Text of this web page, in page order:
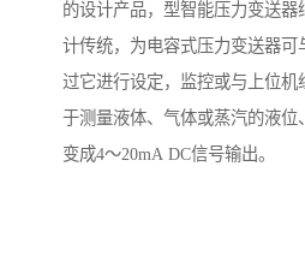
的设计产品，型智能压力变送
计传统，为电容式压力变送器可
过它进行设定，监控或与上位机
于测量液体、气体或蒸汽的液位
变成4～20mA DC信号输出。